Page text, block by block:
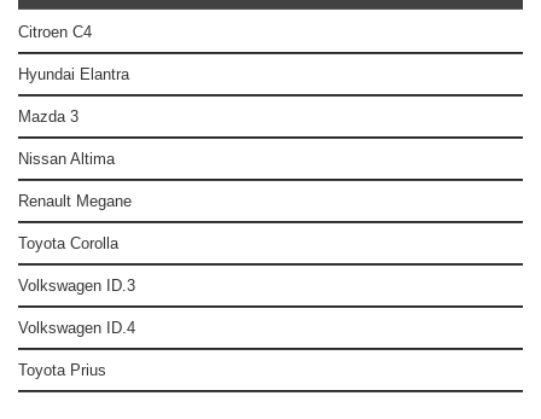
Citroen C4
Hyundai Elantra
Mazda 3
Nissan Altima
Renault Megane
Toyota Corolla
Volkswagen ID.3
Volkswagen ID.4
Toyota Prius